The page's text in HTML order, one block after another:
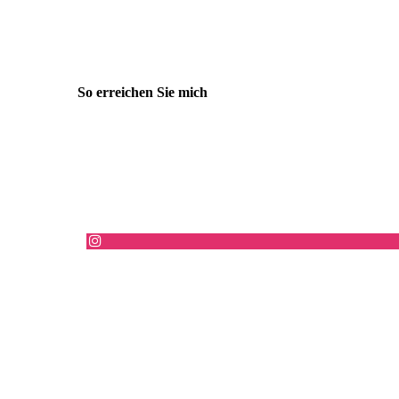
So erreichen Sie mich